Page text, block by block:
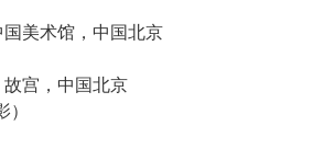
美术馆，中国北京
宫，中国北京